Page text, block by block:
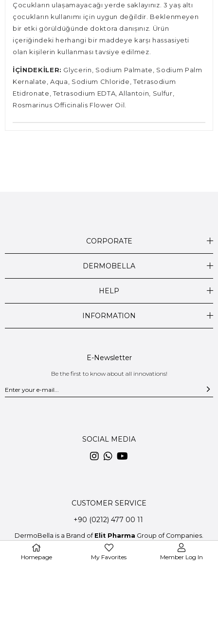
Çocukların ulașamayacağı yerde saklayınız. 3 yaș altı
çocukların kullanımı için uygun değildir. Beklenmeyen
bir etki görüldüğünde doktora danıșınız. Ürün
içeriğindeki herhangi bir maddeye karșı hassasiyeti
olan kișilerin kullanması tavsiye edilmez.
İÇİNDEKİLER: Glycerin, Sodium Palmate, Sodium Palm
Kernalate, Aqua, Sodium Chloride, Tetrasodium
Etidronate, Tetrasodium EDTA, Allantoin, Sulfur,
Rosmarinus Officinalis Flower Oil.
CORPORATE
DERMOBELLA
HELP
INFORMATION
E-Newsletter
Be the first to know about all innovations!
SOCIAL MEDIA
CUSTOMER SERVICE
+90 (0212) 477 00 11
DermoBella is a Brand of Elit Pharma Group of Companies.
Homepage My Favorites Member Log In